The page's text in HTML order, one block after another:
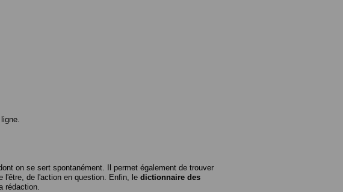
on se sert spontanément. Il permet également de trouver
l'être, de l'action en question. Enfin, le dictionnaire des
rédaction.